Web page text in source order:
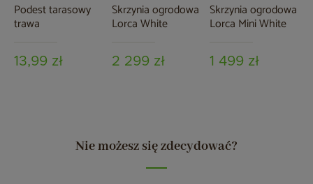
Podest tarasowy
trawa
13,99 zł
Skrzynia ogrodowa
Lorca White
2 299 zł
Skrzynia ogrodowa
Lorca Mini White
1 499 zł
Nie możesz się zdecydować?